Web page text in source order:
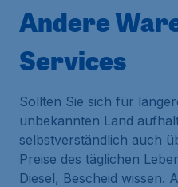
Andere
Services
Sollten Sie sich für
unbekannten Land
selbstverständlich auch
Preise des täglichen
Diesel, Bescheid wissen.